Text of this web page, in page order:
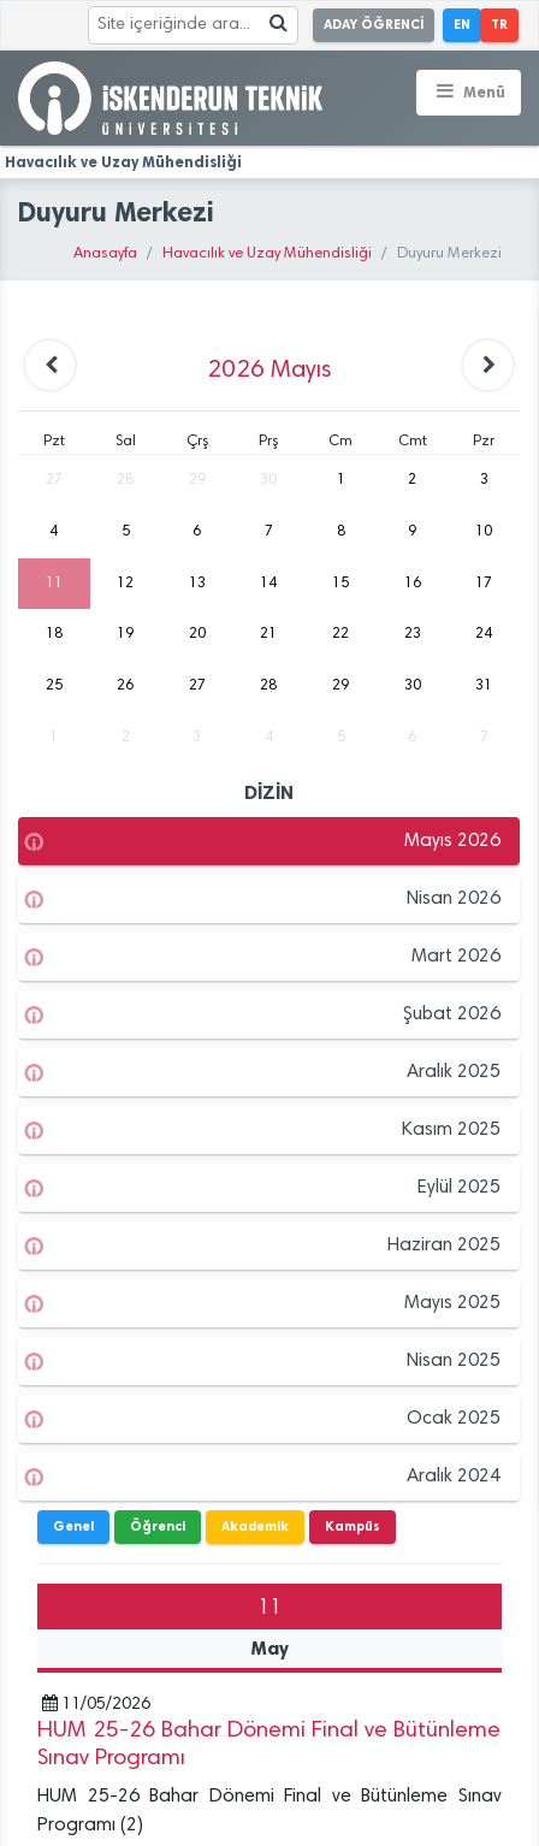
ADAY ÖĞRENCİ EN TR
Menü
Havacılık ve Uzay Mühendisliği
Duyuru Merkezi
Anasayfa Havacılık ve Uzay Mühendisliği Duyuru Merkezi
2026 Mayıs
Pzt Sal Çrş Prş Cm Cmt Pzr
27 28 29 30 2 3
4 5 6 7 8 9 10
12 13 14 15 16 17
18 19 20 21 22 23 24
25 26 27 28 29 30 31
2 3 4 5 6 7
DİZİN
Mayıs 2026
Nisan 2026
Mart 2026
Şubat 2026
Aralık 2025
Kasım 2025
Eylül 2025
Haziran 2025
Mayıs 2025
Nisan 2025
Ocak 2025
Aralık 2024
Genel Öğrenci Akademik Kampüs
11
May
11/05/2026
HUM 25-26 Bahar Dönemi Final ve Bütünleme
Sınav Programı
HUM 25-26 Bahar Dönemi Final ve Bütünleme Sınav
Programı (2)